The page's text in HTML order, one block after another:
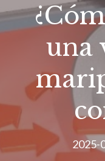
una
2025-